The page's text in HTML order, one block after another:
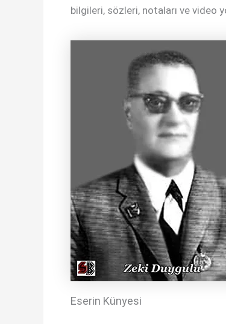
bilgileri, sözleri, notaları ve video
Eserin Künyesi